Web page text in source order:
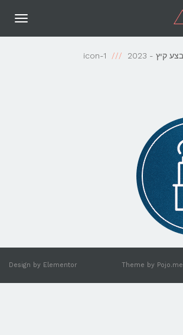
icon-1
Theme by Pojo.me
Design by Elementor